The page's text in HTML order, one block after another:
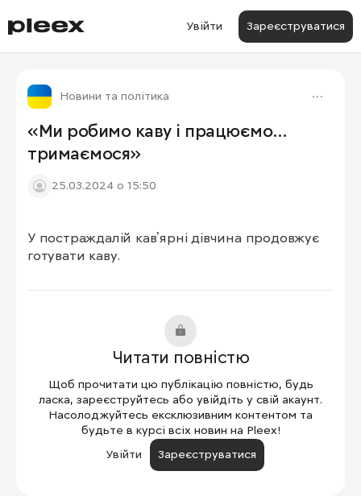
Увійти Зареєструватися
Новини та політика
«Ми робимо каву і працюємо…
тримаємося»
25.03.2024 о 15:50
1/2
У постраждалій кавʼярні дівчина продовжує
готувати каву.
Читати повністю
Щоб прочитати цю публікацію повністю, будь
ласка, зареєструйтесь або увійдіть у свій акаунт.
Насолоджуйтесь ексклюзивним контентом та
будьте в курсі всіх новин на Pleex!
Увійти
Зареєструватися